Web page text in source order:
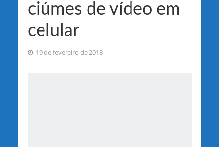
ciúmes de vídeo em
celular
19 de fevereiro de 2018